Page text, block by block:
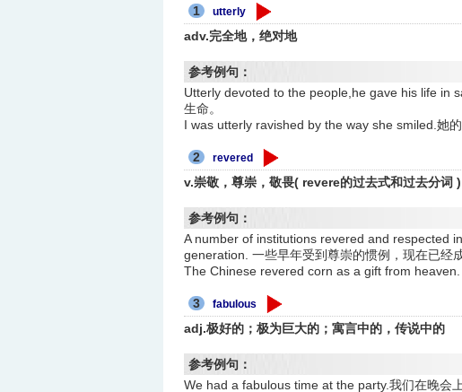
1 utterly
adv.完全地，绝对地
参考例句：
Utterly devoted to the people,he gave his life in
生命。
I was utterly ravished by the way she smiled.她的
2 revered
v.崇敬，尊崇，敬畏( revere的过去式和过去分词 )
参考例句：
A number of institutions revered and respected
generation. 一些早年受到尊崇的惯例，现在已经
The Chinese revered corn as a gift from
3 fabulous
adj.极好的；极为巨大的；寓言中的，传说中的
参考例句：
We had a fabulous time at the party.我们在晚会